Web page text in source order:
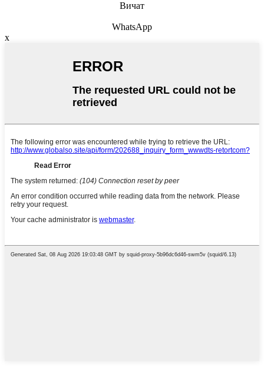
Вичат
WhatsApp
x